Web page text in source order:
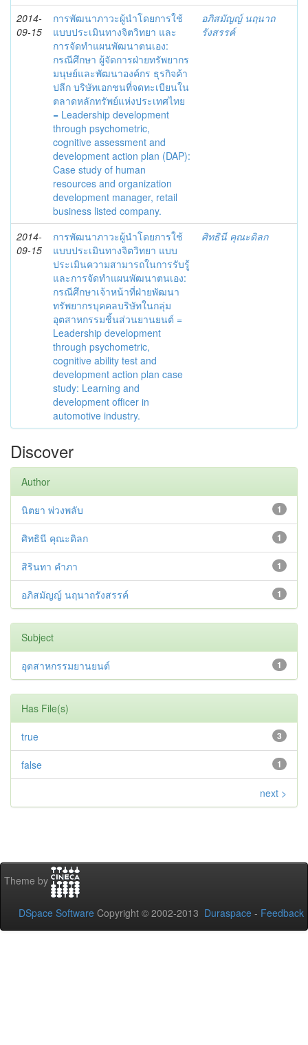
2014-
09-15
การพัฒนาภาวะผู้นำโดยการใช้
แบบประเมินทางจิตวิทยา และ
การจัดทำแผนพัฒนาตนเอง:
กรณีศึกษา ผู้จัดการฝ่ายทรัพยากร
มนุษย์และพัฒนาองค์กร ธุรกิจค้า
ปลีก บริษัทเอกชนที่จดทะเบียนใน
ตลาดหลักทรัพย์แห่งประเทศไทย
= Leadership development
through psychometric,
cognitive assessment and
development action plan (DAP):
Case study of human
resources and organization
development manager, retail
business listed company.
อภิสมัญญ์ นฤนาถ
รังสรรค์
2014-
09-15
การพัฒนาภาวะผู้นำโดยการใช้
แบบประเมินทางจิตวิทยา แบบ
ประเมินความสามารถในการรับรู้
และการจัดทำแผนพัฒนาตนเอง:
กรณีศึกษาเจ้าหน้าที่ฝ่ายพัฒนา
ทรัพยากรบุคคลบริษัทในกลุ่ม
อุตสาหกรรมชิ้นส่วนยานยนต์ =
Leadership development
through psychometric,
cognitive ability test and
development action plan case
study: Learning and
development officer in
automotive industry.
ศิทธินี คุณะดิลก
Discover
Author
1
นิตยา พ่วงพลับ
1
ศิทธินี คุณะดิลก
1
สิรินทา คำภา
1
อภิสมัญญ์ นฤนาถรังสรรค์
Subject
1
อุตสาหกรรมยานยนต์
Has File(s)
3
true
1
false
next >
Theme by
DSpace Software Copyright © 2002-2013 Duraspace - Feedback